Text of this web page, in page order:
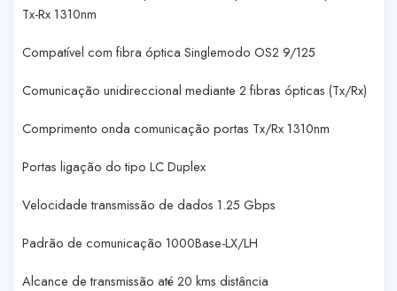
Tx-Rx 1310nm
Compatível com fibra óptica Singlemodo OS2 9/125
Comunicação unidireccional mediante 2 fibras ópticas (Tx/Rx)
Comprimento onda comunicação portas Tx/Rx 1310nm
Portas ligação do tipo LC Duplex
Velocidade transmissão de dados 1.25 Gbps
Padrão de comunicação 1000Base-LX/LH
Alcance de transmissão até 20 kms distância